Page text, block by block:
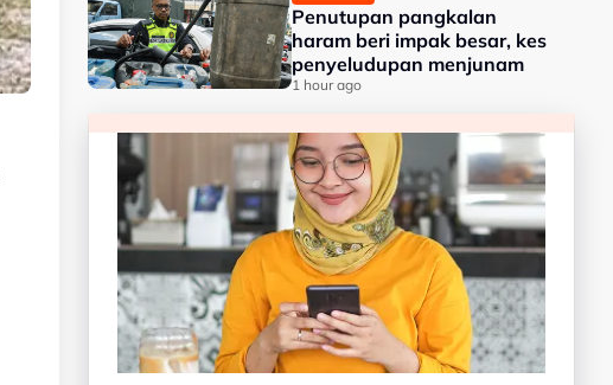
Penutupan pangkalan
haram beri impak besar, kes
penyeludupan menjunam
1 hour ago